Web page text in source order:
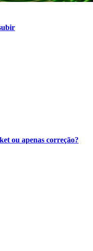
ou apenas correção?